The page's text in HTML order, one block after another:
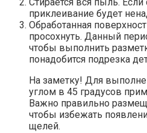
приклеивание будет
Обработанная
просохнуть. Данный
чтобы выполнить
понадобится подрезка
На заметку! Для
углом в 45 градусов
Важно правильно
чтобы избежать
щелей.